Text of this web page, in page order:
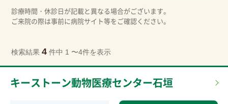
診療時間・休診日が記載と異なる場合がございます。
ご来院の際は事前に病院サイト等をご確認ください。
検索結果 4 件中 1 〜4件を表示
キーストーン動物医療センター石垣